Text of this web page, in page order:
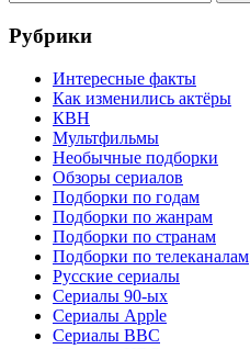
Рубрики
Интересные факты
Как изменились актёры
КВН
Мультфильмы
Необычные подборки
Обзоры сериалов
Подборки по годам
Подборки по жанрам
Подборки по странам
Подборки по телеканалам
Русские сериалы
Сериалы 90-ых
Сериалы Apple
Сериалы BBC